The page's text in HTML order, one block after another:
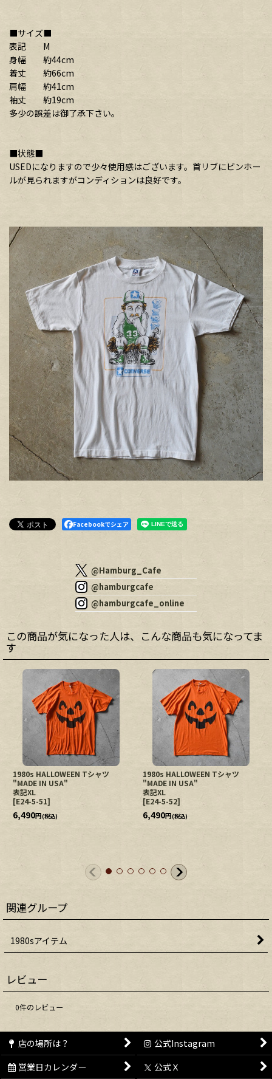
■サイズ■
表記 M
身幅 約44cm
着丈 約66cm
肩幅 約41cm
袖丈 約19cm
多少の誤差は御了承下さい。
■状態■
USEDになりますので少々使用感はございます。首リブにピンホー
ルが見られますがコンディションは良好です。
Facebookでシェア
@Hamburg_Cafe
@hamburgcafe
@hamburgcafe_online
この商品が気になった人は、こんな商品も気になってま
す
1980s HALLOWEEN Tシャツ
"MADE IN USA"
表記XL
[E24-5-51]
6,490円(税込)
1980s HALLOWEEN Tシャツ
"MADE IN USA"
表記XL
[E24-5-52]
6,490円(税込)
関連グループ
1980sアイテム
レビュー
0件のレビュー
店の場所は？
公式Instagram
営業日カレンダー
公式Ｘ